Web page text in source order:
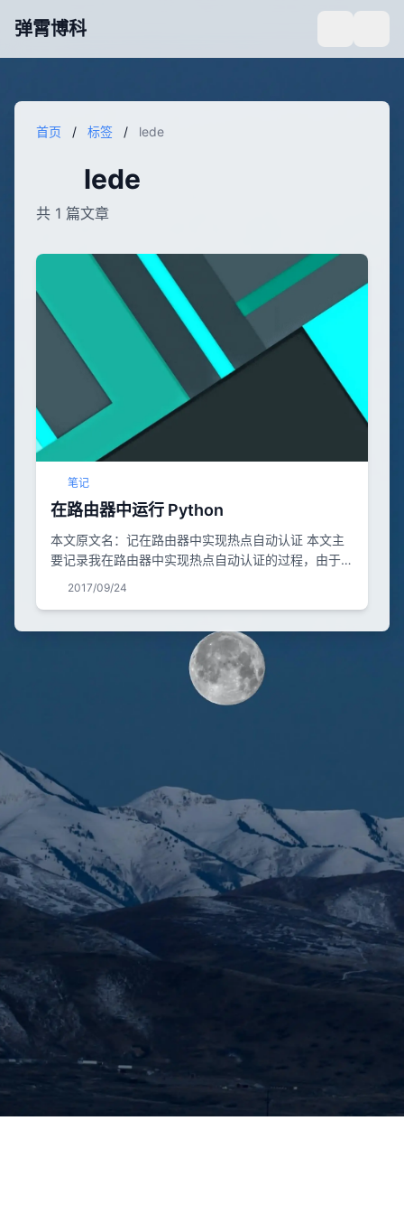
弹霄博科
首页 / 标签 / lede
lede
共 1 篇文章
笔记
在路由器中运行 Python
本文原文名：记在路由器中实现热点自动认证 本文主
要记录我在路由器中实现热点自动认证的过程，由于一
libpython2.7.so.1.0 3.将脚本注册为启动项 一些约定
系统：LEDE（OpenWrt） 内存：128M 存储体：
2017/09/24